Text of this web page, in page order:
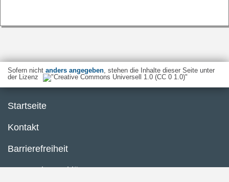
Sofern nicht anders angegeben, stehen die Inhalte dieser Seite unter
der Lizenz
Startseite
Kontakt
Barrierefreiheit
Datenschutzerklärung